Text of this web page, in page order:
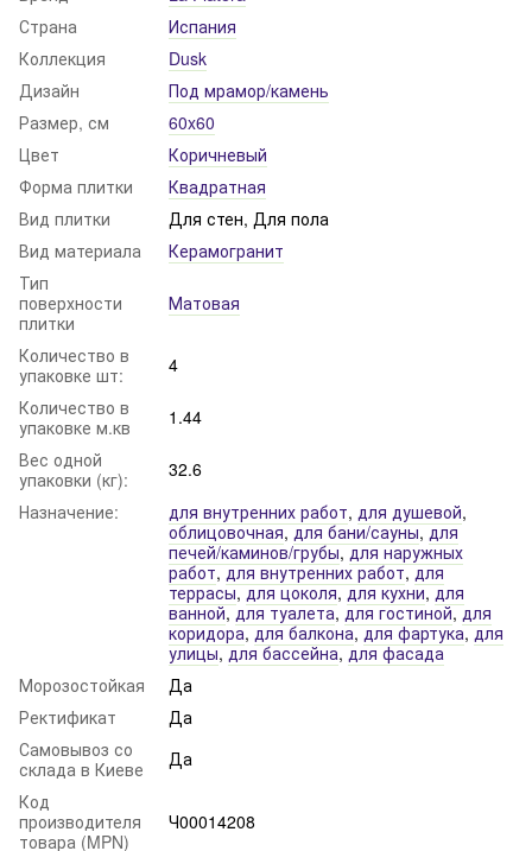
Страна
Испания
Коллекция
Dusk
Дизайн
Под мрамор/камень
Размер, см
60x60
Цвет
Коричневый
Форма плитки
Квадратная
Вид плитки
Для стен, Для пола
Вид материала
Керамогранит
Тип
поверхности
плитки
Матовая
Количество в
упаковке шт:
4
Количество в
упаковке м.кв
1.44
Вес одной
упаковки (кг):
32.6
Назначение:
для внутренних работ, для душевой,
облицовочная,для бани/сауны,для
печей/каминов/грубы,для наружных
работ,для внутренних работ,для
террасы,для цоколя,для кухни,для
ванной,для туалета, для гостиной,для
коридора,для балкона,для фартука,для
улицы,для бассейна,для фасада
Морозостойкая
Да
Ректификат
Да
Самовывоз со
склада в Киеве
Да
Код
производителя
товара (MPN)
Ч00014208